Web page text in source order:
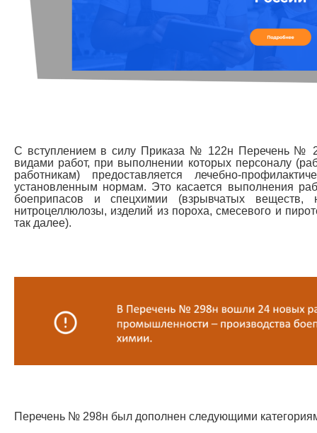
С вступлением в силу Приказа № 122н Перечень №
видами работ, при выполнении которых персоналу
работникам) предоставляется лечебно-
установленным нормам. Это касается выполнения
боеприпасов и спецхимии (взрывчатых веществ,
нитроцеллюлозы, изделий из пороха, смесевого и
так далее).
Перечень № 298н был дополнен следующими